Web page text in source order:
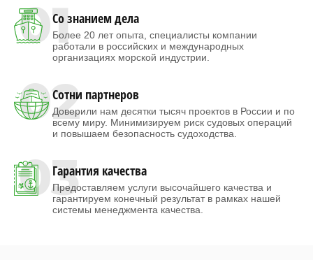
01Со знанием дела
Более 20 лет опыта, специалисты компании
работали в российских и международных
организациях морской индустрии.
02Сотни партнеров
Доверили нам десятки тысяч проектов в России и по
всему миру. Минимизируем риск судовых операций
и повышаем безопасность судоходства.
03Гарантия качества
Предоставляем услуги высочайшего качества и
гарантируем конечный результат в рамках нашей
системы менеджмента качества.